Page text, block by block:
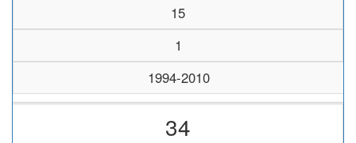
15
1
1994-2010
34